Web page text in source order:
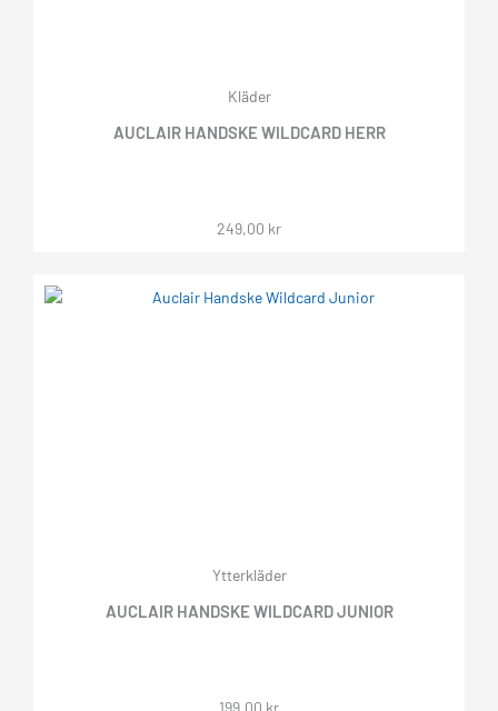
Kläder
AUCLAIR HANDSKE WILDCARD HERR
249,00 kr
Ytterkläder
AUCLAIR HANDSKE WILDCARD JUNIOR
199,00 kr